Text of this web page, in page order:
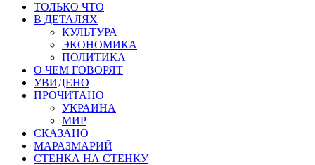
ТОЛЬКО ЧТО
В ДЕТАЛЯХ
КУЛЬТУРА
ЭКОНОМИКА
ПОЛИТИКА
О ЧЕМ ГОВОРЯТ
УВИДЕНО
ПРОЧИТАНО
УКРАИНА
МИР
СКАЗАНО
МАРАЗМАРИЙ
СТЕНКА НА СТЕНКУ